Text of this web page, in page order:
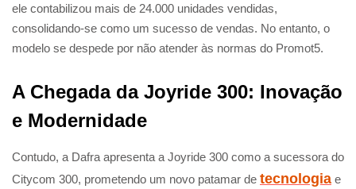
ele contabilizou mais de 24.000 unidades vendidas,
consolidando-se como um sucesso de vendas. No entanto, o
modelo se despede por não atender às normas do Promot5.
A Chegada da Joyride 300: Inovação
e Modernidade
Contudo, a Dafra apresenta a Joyride 300 como a sucessora do
Citycom 300, prometendo um novo patamar de tecnologia e